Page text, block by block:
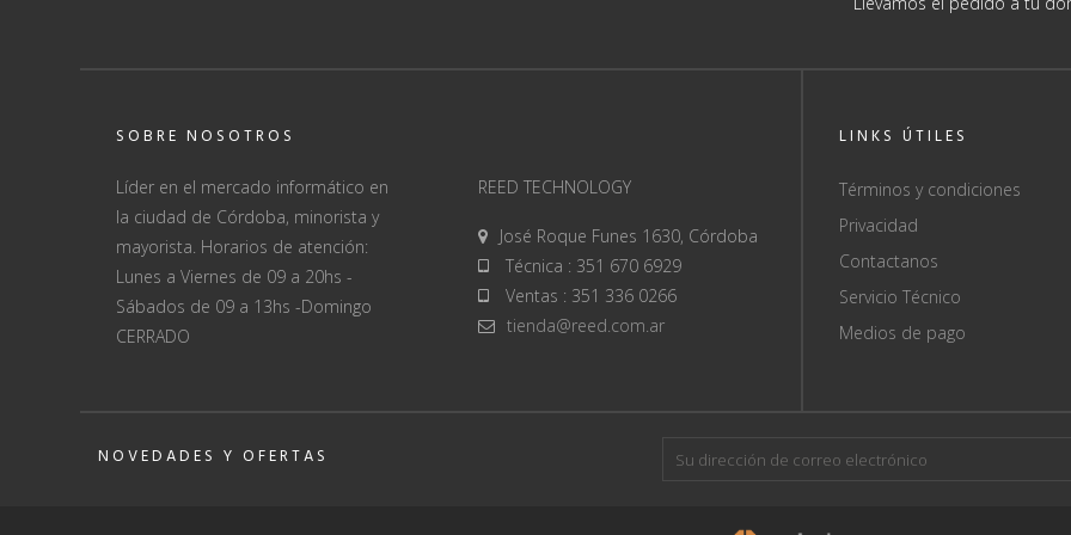
SOBRE NOSOTROS
Líder en el mercado informático en
la ciudad de Córdoba, minorista y
mayorista. Horarios de atención:
Lunes a Viernes de 09 a 20hs -
Sábados de 09 a 13hs -Domingo
CERRADO
REED TECHNOLOGY
José Roque Funes 1630, Córdoba
Técnica : 351 670 6929
Ventas : 351 336 0266
tienda@reed.com.ar
LINKS ÚTILES
Términos y condiciones
Privacidad
Contactanos
Servicio Técnico
Medios de pago
NOVEDADES Y OFERTAS